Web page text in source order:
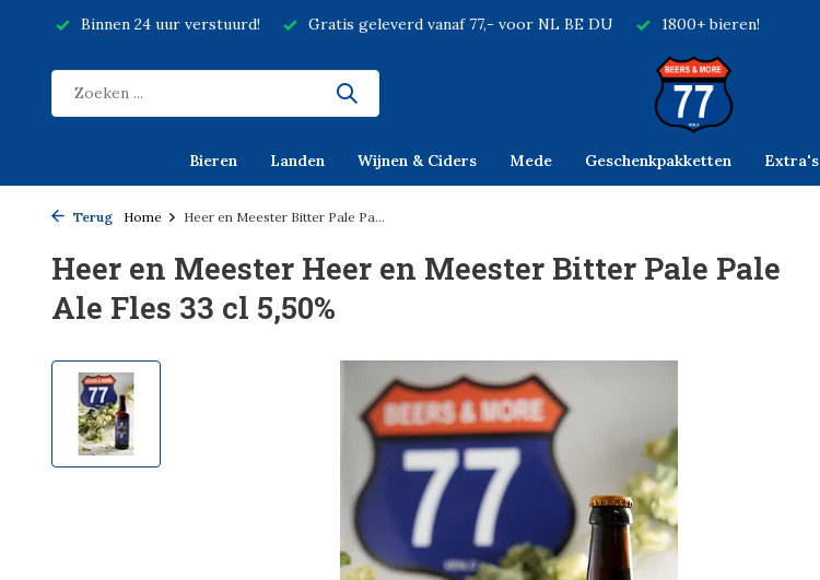
Binnen 24 uur verstuurd! Gratis geleverd vanaf 77,- voor NL BE DU 1800+ bieren!
Bieren Landen Wijnen & Ciders Mede Geschenkpakketten Extra's
Terug Home Heer en Meester Bitter Pale Pa...
Heer en Meester Heer en Meester Bitter Pale Pale
Ale Fles 33 cl 5,50%